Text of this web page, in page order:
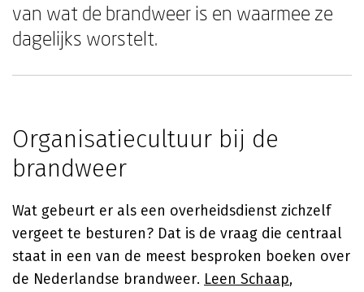
van wat de brandweer is en waarmee ze
dagelijks worstelt.
Organisatiecultuur bij de
brandweer
Wat gebeurt er als een overheidsdienst zichzelf
vergeet te besturen? Dat is de vraag die centraal
staat in een van de meest besproken boeken over
de Nederlandse brandweer. Leen Schaap,